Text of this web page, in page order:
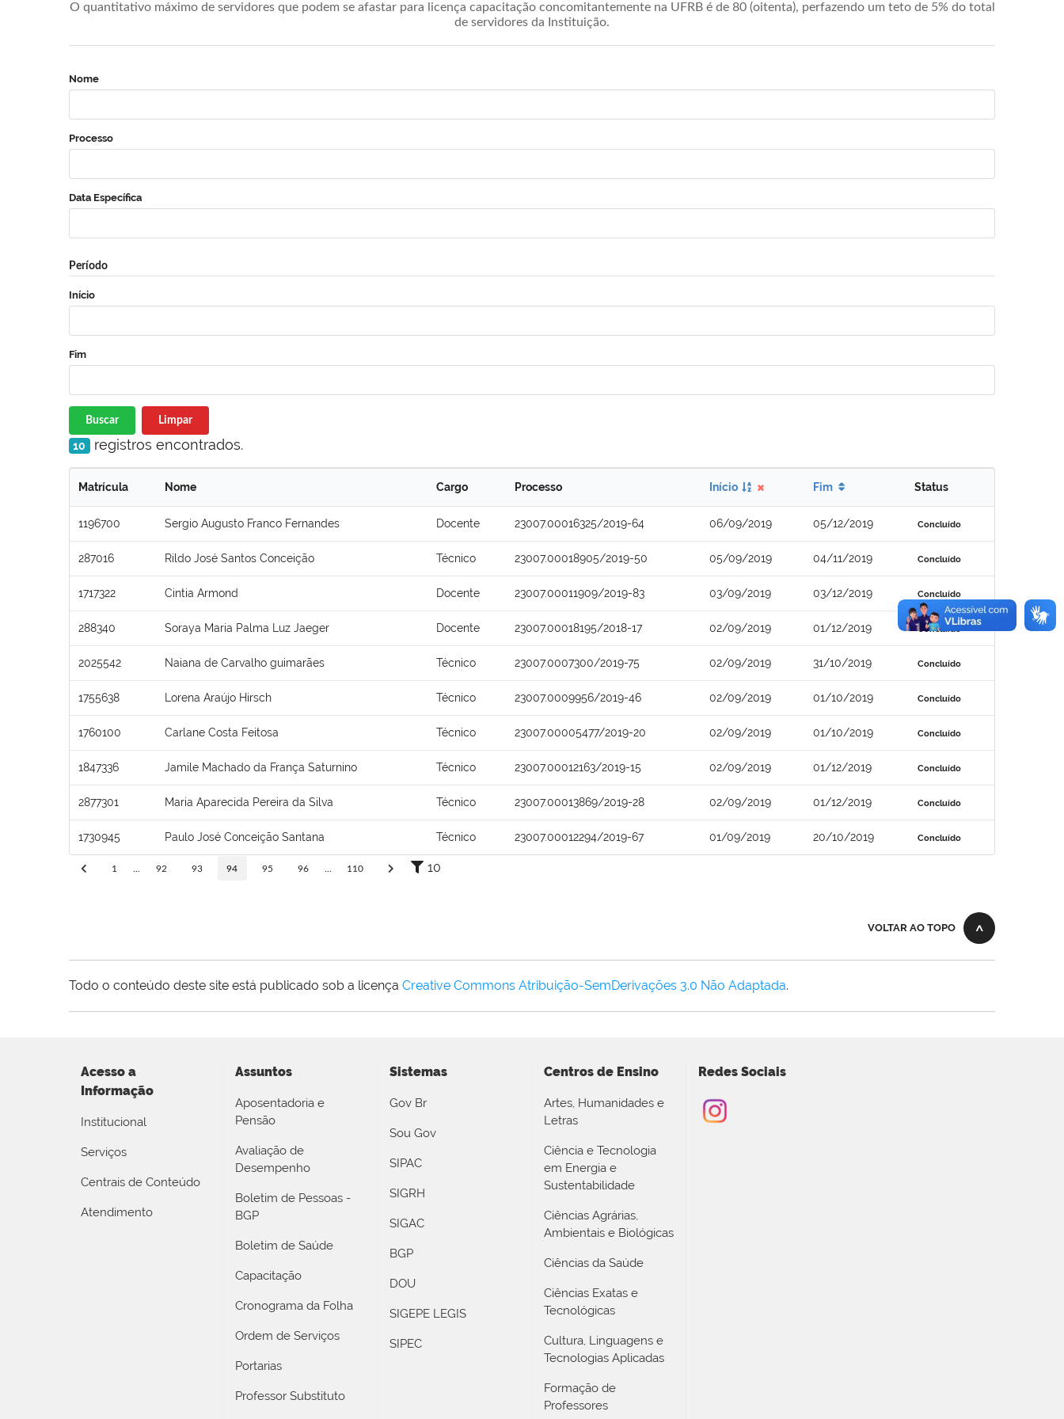
O quantitativo máximo de servidores que podem se afastar para licença capacitação concomitantemente na UFRB é de 80 (oitenta), perfazendo um teto de 5% do total
de servidores da Instituição.
Nome
Processo
Data Específica
Período
Início
Fim
Buscar Limpar
10 registros encontrados.
Matrícula Nome Cargo Processo Início Fim Status
1196700 Sergio Augusto Franco Fernandes Docente 23007.00016325/2019-64 06/09/2019 05/12/2019 Concluído
287016 Rildo José Santos Conceição Técnico 23007.00018905/2019-50 05/09/2019 04/11/2019 Concluído
1717322 Cintia Armond Docente 23007.00011909/2019-83 03/09/2019 03/12/2019 Concluído
288340 Soraya Maria Palma Luz Jaeger Docente 23007.00018195/2018-17 02/09/2019 01/12/2019 Concluído
2025542 Naiana de Carvalho guimarães Técnico 23007.0007300/2019-75 02/09/2019 31/10/2019 Concluído
1755638 Lorena Araújo Hirsch Técnico 23007.0009956/2019-46 02/09/2019 01/10/2019 Concluído
1760100 Carlane Costa Feitosa Técnico 23007.00005477/2019-20 02/09/2019 01/10/2019 Concluído
1847336 Jamile Machado da França Saturnino Técnico 23007.00012163/2019-15 02/09/2019 01/12/2019 Concluído
2877301 Maria Aparecida Pereira da Silva Técnico 23007.00013869/2019-28 02/09/2019 01/12/2019 Concluído
1730945 Paulo José Conceição Santana Técnico 23007.00012294/2019-67 01/09/2019 20/10/2019 Concluído
1 92 93 94 95 96 110 10
VOLTAR AO TOPO
Todo o conteúdo deste site está publicado sob a licença Creative Commons Atribuição-SemDerivações 3.0 Não Adaptada.
Acesso a
Informação
Institucional
Serviços
Centrais de Conteúdo
Atendimento
Assuntos
Aposentadoria e
Pensão
Avaliação de
Desempenho
Boletim de Pessoas -
BGP
Boletim de Saúde
Capacitação
Cronograma da Folha
Ordem de Serviços
Portarias
Professor Substituto
Sistemas
Gov Br
Sou Gov
SIPAC
SIGRH
SIGAC
BGP
DOU
SIGEPE LEGIS
SIPEC
Centros de Ensino
Artes, Humanidades e
Letras
Ciência e Tecnologia
em Energia e
Sustentabilidade
Ciências Agrárias,
Ambientais e Biológicas
Ciências da Saúde
Ciências Exatas e
Tecnológicas
Cultura, Linguagens e
Tecnologias Aplicadas
Formação de
Professores
Redes Sociais